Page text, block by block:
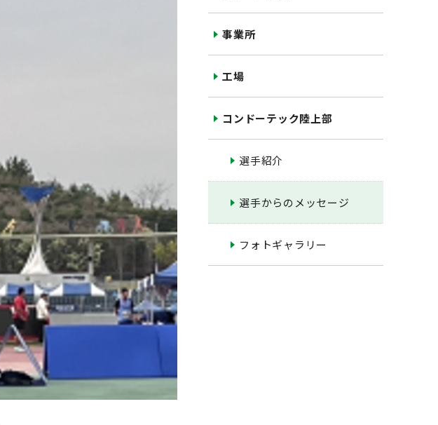
事業所
工場
コンドーテック陸上部
選手紹介
選手からのメッセージ
フォトギャラリー